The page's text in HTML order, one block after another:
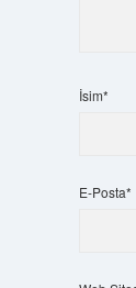
İsim*
E-Posta*